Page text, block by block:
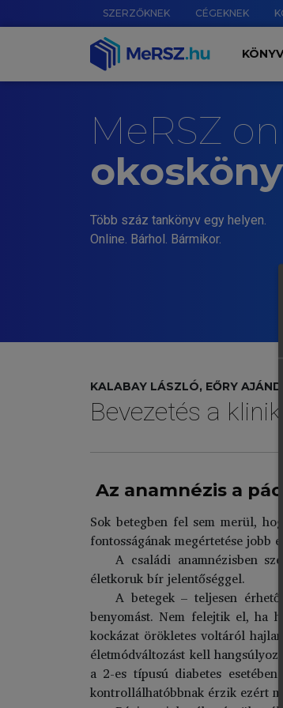
SZERZŐKNEK CÉGEKNEK
MeRSZ
Több száz tankönyv egy helyen.
Online. Bárhol. Bármikor.
KALABAY LÁSZLÓ, EŐRY
Bevezetés a
Az anamnézis a
Sok betegben fel sem merül,
fontosságának megértetése jobb
A családi anamnézisben
életkoruk bír jelentőséggel.
A betegek – teljesen
benyomást. Nem felejtik el, ha
kockázat örökletes voltáról
életmódváltozást kell
a 2-es típusú diabetes
kontrollálhatóbbnak érzik ezért